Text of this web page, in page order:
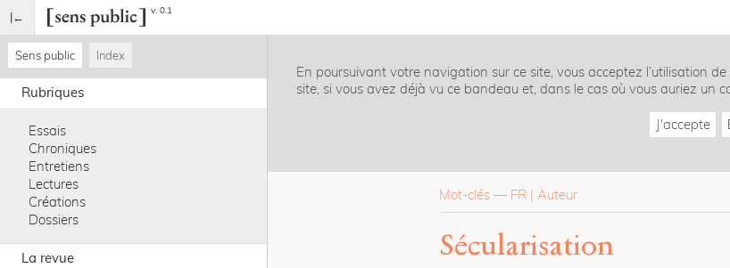
v. 0.1
Sens public Index
Rubriques
Essais
Chroniques
Entretiens
Lectures
Créations
Dossiers
La revue
En poursuivant votre navigation sur ce site, vous acceptez l’utilisation
site, si vous avez déjà vu ce bandeau et, dans le cas où vous auriez un
J'accepte
Mot-clés — FR Auteur
Sécularisation